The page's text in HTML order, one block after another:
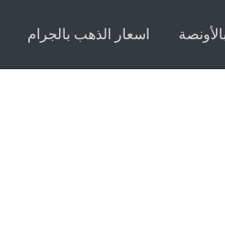
اسعار الذهب بالجرام